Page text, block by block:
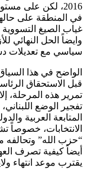
2016، لكن على
في المنطقة على
غياب الصيغ التسووية
وايضاً الحل النهائي
سياسي مع تعديلات
الواضح في هذا
قبل الاستحقاق
تمرير هذه المرحلة،
تفجير الوضع
المتابعة العربية
الانتخابات،
“حزب الله” وتحالفه
أيضاً كيفية تصرف
يقترب موعد انتهاء